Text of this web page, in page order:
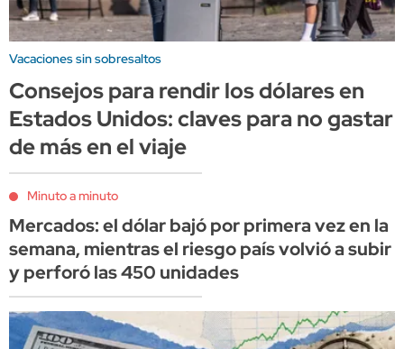
Vacaciones sin sobresaltos
Consejos para rendir los dólares en
Estados Unidos: claves para no gastar
de más en el viaje
Minuto a minuto
Mercados: el dólar bajó por primera vez en la
semana, mientras el riesgo país volvió a subir
y perforó las 450 unidades